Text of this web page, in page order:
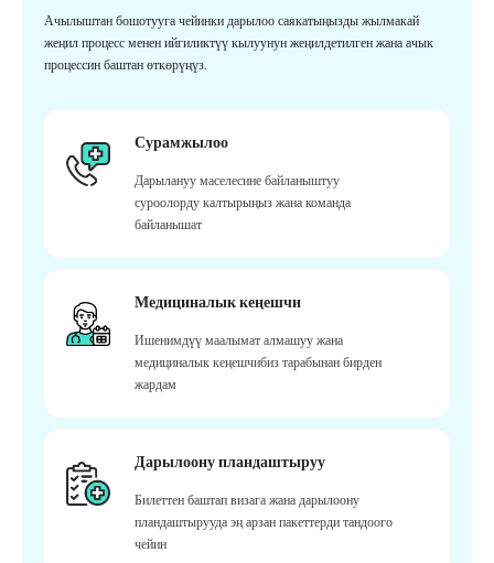
Ачылыштан бошотууга чейинки дарылоо саякатыңызды жылмакай
жеңил процесс менен ийгиликтүү кылуунун жеңилдетилген жана ачык
процессин баштан өткөрүңүз.
Сурамжылоо
Дарылануу маселесине байланыштуу
суроолорду калтырыңыз жана команда
байланышат
Медициналык кеңешчи
Ишенимдүү маалымат алмашуу жана
медициналык кеңешчибиз тарабынан бирден
жардам
Дарылоону пландаштыруу
Билеттен баштап визага жана дарылоону
пландаштырууда эң арзан пакеттерди тандоого
чейин